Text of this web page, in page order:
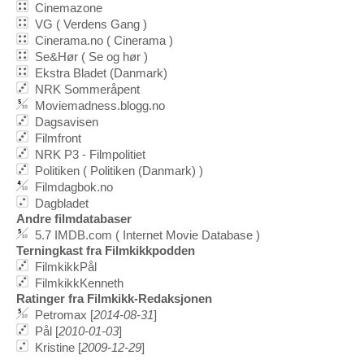
Cinemazone
VG ( Verdens Gang )
Cinerama.no ( Cinerama )
Se&Hør ( Se og hør )
Ekstra Bladet (Danmark)
NRK Sommeråpent
Moviemadness.blogg.no
Dagsavisen
Filmfront
NRK P3 - Filmpolitiet
Politiken ( Politiken (Danmark) )
Filmdagbok.no
Dagbladet
Andre filmdatabaser
5.7 IMDB.com ( Internet Movie Database )
Terningkast fra Filmkikkpodden
FilmkikkPål
FilmkikkKenneth
Ratinger fra Filmkikk-Redaksjonen
Petromax [2014-08-31]
Pål [2010-01-03]
Kristine [2009-12-29]